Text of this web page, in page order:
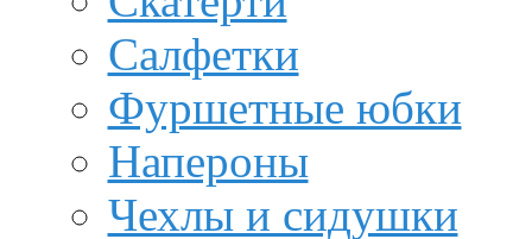
Салфетки
Фуршетные юбки
Напероны
Чехлы и сидушки